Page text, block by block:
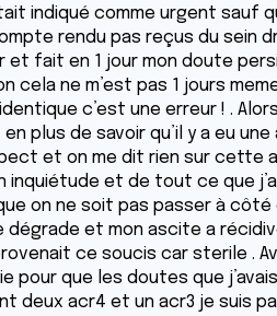
indiqué comme urgent sauf
rendu pas reçus du sein
fait en 1 jour mon doute
cela ne m’est pas 1 jours
c’est une erreur ! .
plus de savoir qu’il y a eu
et on me dit rien sur cette
inquiétude et de tout ce que
on ne soit pas passer à
et mon ascite a
ce soucis car sterile .
pour que les doutes que
deux acr4 et un acr3 je suis